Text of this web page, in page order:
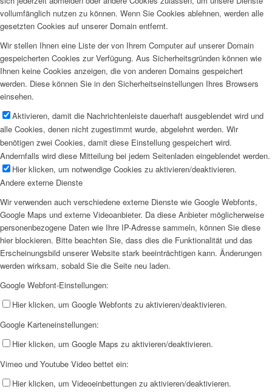
vollumfänglich nutzen zu können. Wenn Sie Cookies ablehnen, werden alle
gesetzten Cookies auf unserer Domain entfernt.
Wir stellen Ihnen eine Liste der von Ihrem Computer auf unserer Domain
gespeicherten Cookies zur Verfügung. Aus Sicherheitsgründen können wie
Ihnen keine Cookies anzeigen, die von anderen Domains gespeichert
werden. Diese können Sie in den Sicherheitseinstellungen Ihres Browsers
einsehen.
Aktivieren, damit die Nachrichtenleiste dauerhaft ausgeblendet wird und
alle Cookies, denen nicht zugestimmt wurde, abgelehnt werden. Wir
benötigen zwei Cookies, damit diese Einstellung gespeichert wird.
Andernfalls wird diese Mitteilung bei jedem Seitenladen eingeblendet werden.
Hier klicken, um notwendige Cookies zu aktivieren/deaktivieren.
Andere externe Dienste
Wir verwenden auch verschiedene externe Dienste wie Google Webfonts,
Google Maps und externe Videoanbieter. Da diese Anbieter möglicherweise
personenbezogene Daten wie Ihre IP-Adresse sammeln, können Sie diese
hier blockieren. Bitte beachten Sie, dass dies die Funktionalität und das
Erscheinungsbild unserer Website stark beeinträchtigen kann. Änderungen
werden wirksam, sobald Sie die Seite neu laden.
Google Webfont-Einstellungen:
Hier klicken, um Google Webfonts zu aktivieren/deaktivieren.
Google Karteneinstellungen:
Hier klicken, um Google Maps zu aktivieren/deaktivieren.
Vimeo und Youtube Video bettet ein:
Hier klicken, um Videoeinbettungen zu aktivieren/deaktivieren.